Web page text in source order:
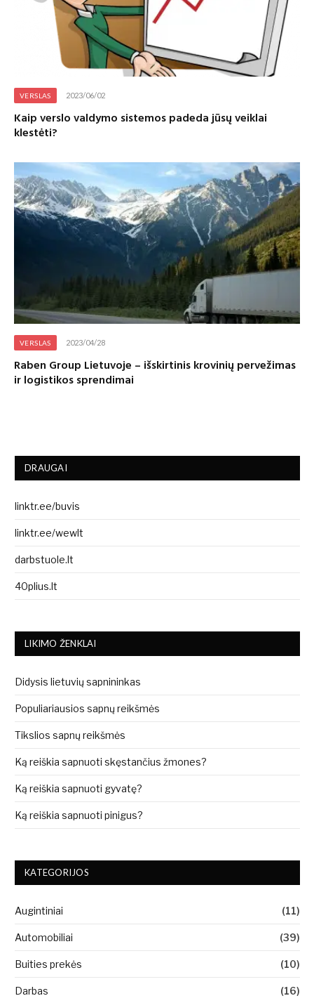
VERSLAS 2023/06/02
Kaip verslo valdymo sistemos padeda jūsų veiklai
klestėti?
VERSLAS 2023/04/28
Raben Group Lietuvoje – išskirtinis krovinių pervežimas
ir logistikos sprendimai
DRAUGAI
linktr.ee/buvis
linktr.ee/wewlt
darbstuole.lt
40plius.lt
LIKIMO ŽENKLAI
Didysis lietuvių sapnininkas
Populiariausios sapnų reikšmės
Tikslios sapnų reikšmės
Ką reiškia sapnuoti skęstančius žmones?
Ką reiškia sapnuoti gyvatę?
Ką reiškia sapnuoti pinigus?
KATEGORIJOS
Augintiniai (11)
Automobiliai (39)
Buities prekės (10)
Darbas (16)